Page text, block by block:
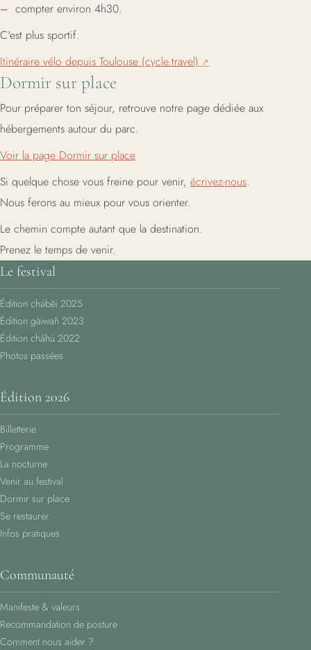
compter environ 4h30.
C'est plus sportif.
Itinéraire vélo depuis Toulouse (cycle.travel)
Dormir sur place
Pour préparer ton séjour, retrouve notre page dédiée aux
hébergements autour du parc.
Voir la page Dormir sur place
Si quelque chose vous freine pour venir, écrivez-nous.
Nous ferons au mieux pour vous orienter.
Le chemin compte autant que la destination.
Prenez le temps de venir.
Le festival
Édition chábēi 2025
Édition gàiwǎn 2023
Édition cháhú 2022
Photos passées
Édition 2026
Billetterie
Programme
La nocturne
Venir au festival
Dormir sur place
Se restaurer
Infos pratiques
Communauté
Manifeste & valeurs
Recommandation de posture
Comment nous aider ?